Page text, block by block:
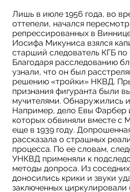
Лишь в июле 1956 года, во
оттепели, начался
репрессированных в
Иосифа Микуниса взялся
старший следователь КГБ
Благодаря расследованию
узнали, что он был
решению «тройки» НКВД.
признания фигуранта были
мучителями. Обнаружились
Например, дело Евы Фарбер
которых обвиняли вместе с
еще в 1939 году.
рассказала о страшных
процесса. По ее словам,
УНКВД применяли к
методы допроса. Из
доносились крики и звуки
заключенных